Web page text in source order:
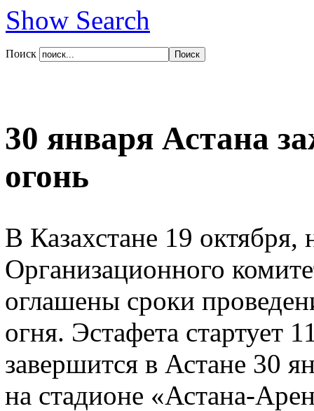
Show Search
Поиск
30 января Астана
огонь
В Казахстане 19
Организационного
оглашены сроки
огня. Эстафета стартует
завершится в Астане 30
на стадионе «Астана-